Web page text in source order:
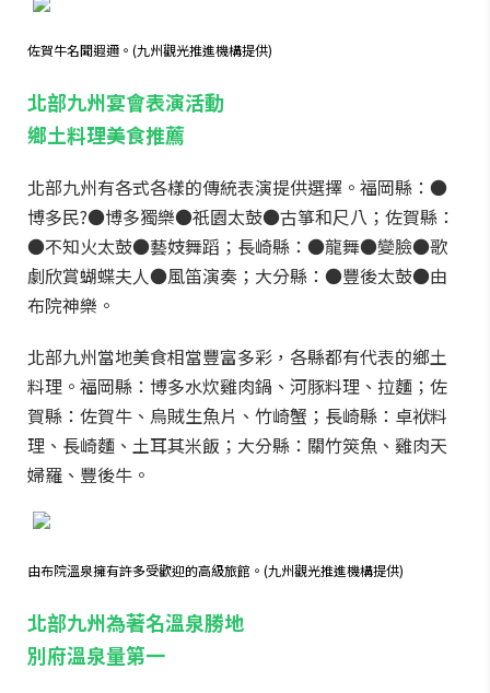
佐賀牛名聞遐邇。(九州觀光推進機構提供)
北部九州宴會表演活動
鄉土料理美食推薦
北部九州有各式各樣的傳統表演提供選擇。福岡縣：●
博多民?●博多獨樂●祇園太鼓●古箏和尺八；佐賀縣：
●不知火太鼓●藝妓舞蹈；長崎縣：●龍舞●變臉●歌
劇欣賞蝴蝶夫人●風笛演奏；大分縣：●豐後太鼓●由
布院神樂。
北部九州當地美食相當豐富多彩，各縣都有代表的鄉土
料理。福岡縣：博多水炊雞肉鍋、河豚料理、拉麵；佐
賀縣：佐賀牛、烏賊生魚片、竹崎蟹；長崎縣：卓袱料
理、長崎麵、土耳其米飯；大分縣：關竹筴魚、雞肉天
婦羅、豐後牛。
由布院溫泉擁有許多受歡迎的高級旅館。(九州觀光推進機構提供)
北部九州為著名溫泉勝地
別府溫泉量第一